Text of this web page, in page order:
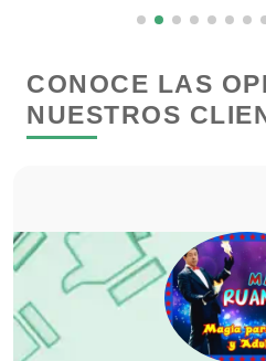
Electricidad y
Electrodomésticos
Elevadores y
Empaques y
CONOCE LAS
NUESTROS